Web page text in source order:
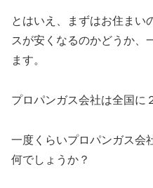
とはいえ、まずはお住まい
スが安くなるのかどうか、
ます。
プロパンガス会社は全国に
一度くらいプロパンガス会
何でしょうか？